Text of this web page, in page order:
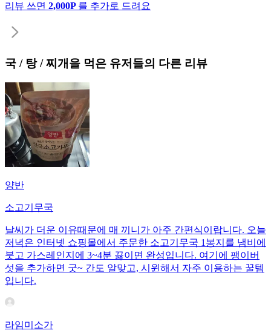
리뷰 쓰면 2,000P 를 추가로 드려요
국 / 탕 / 찌개 을 먹은 유저들의 다른 리뷰
양반
소고기무국
날씨가 더운 이유때문에 매 끼니가 아주 간편식이랍니다. 오늘
저녁은 인터넷 쇼핑몰에서 주문한 소고기무국 1봉지를 냄비에
붓고 가스레인지에 3~4분 끓이면 완성입니다. 여기에 팽이버
섯을 추가하면 굿~ 간도 알맞고, 시윈해서 자주 이용하는 꿀템
입니다.
라임미소가